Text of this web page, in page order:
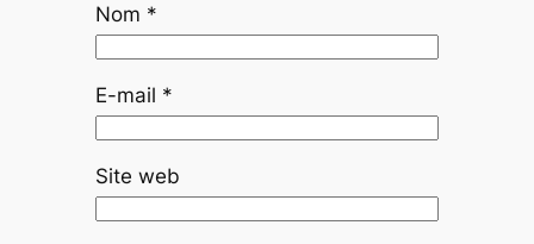
Nom *
E-mail *
Site web